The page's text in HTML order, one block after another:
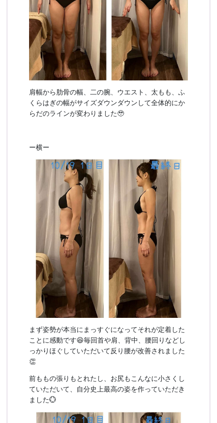
肩幅から肋骨の幅、二の腕、ウエスト、太もも、ふ
くらはぎの幅がサイズダウンダウンして全体的にか
らだのラインが変わりました🥹
ー横ー
まず姿勢が本当にまっすぐになってそれが定着した
ことに感動です😆毎回首や肩、背中、腰回りなどし
っかりほぐしていただいて反り腰が改善されました
👏
前ももの張りもとれたし、お尻もこんなに小さくし
ていただいて、自分史上最高の姿を作っていただき
ました💮